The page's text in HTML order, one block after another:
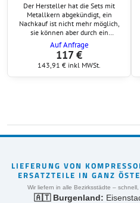
Der Hersteller hat die Sets mit
Metallkern abgekündigt, ein
Nachkauf ist nicht mehr möglich,
sie können aber durch ein
Komplettset mit Kunststoffkern
ersetzt werden. Dieses Set ist für
die Gebläse DBMX 80, 100 und
dieses für DBMX 120 geeignet.
Auf Anfrage
117 €
143,91 € inkl MWSt.
LIEFERUNG VON
ERSATZTEILE IN GANZ
Wir liefern in alle Bezirksstädte –
🇦🇹 Burgenland: